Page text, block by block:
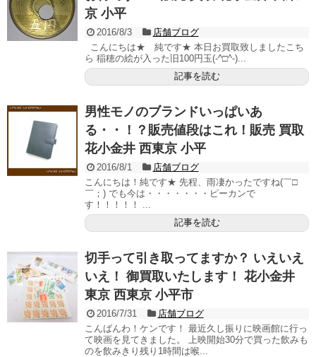
京 小平
2016/8/3
店舗ブログ
こんにちは★ 純です★ 本日お買取致しましたこち
ら 稲穂の絵が入った旧100円玉(-^□^-)...
記事を読む
男性モノのブランドいっぱいあ
る・・！？販売値段はこれ！販売 買取
花小金井 西東京 小平
2016/8/1
店舗ブログ
こんにちは！純です★ 先程、雨凄かったですね(￣□
￣；) でも今は・・・・・・・ピーカンで
す！！！！！ ...
記事を読む
切手って引き取ってますか？ いえいえ
いえ！ 御買取いたします！ 花小金井
東京 西東京 小平市
2016/7/31
店舗ブログ
こんばんわ！ケンです！ 最近久し振りに映画館に行っ
て映画を見てきました。 上映開始30分で買った飲みも
のを飲みきり残り1時間は喉...